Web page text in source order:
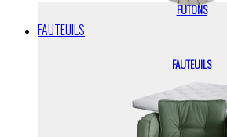
FUTONS
FAUTEUILS
FAUTEUILS